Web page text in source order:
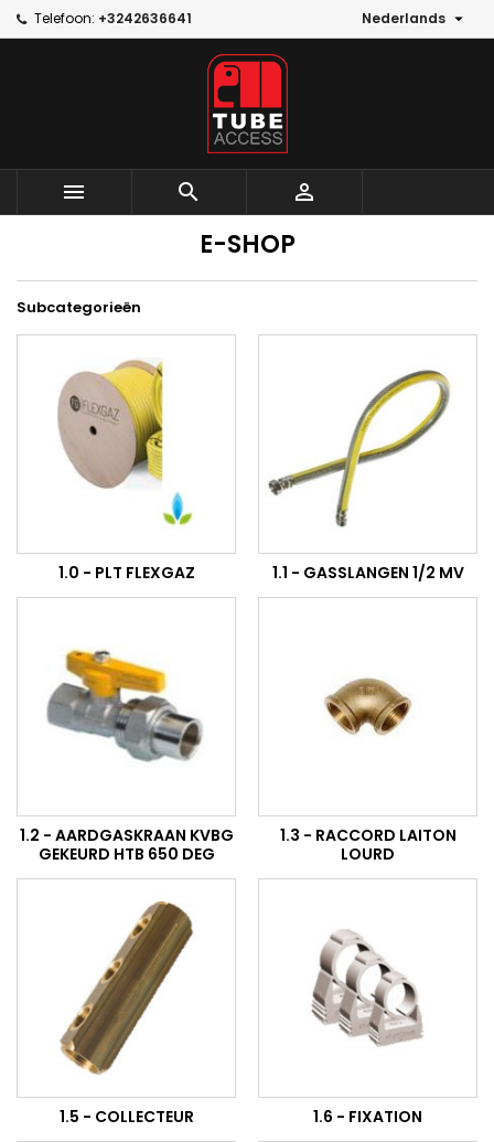
Telefoon: +3242636641 Nederlands 
  
E-SHOP
Subcategorieën
1.0 - PLT FLEXGAZ 1.1 - GASSLANGEN 1/2 MV
1.2 - AARDGASKRAAN KVBG
GEKEURD HTB 650 DEG
1.3 - RACCORD LAITON
LOURD
1.5 - COLLECTEUR 1.6 - FIXATION